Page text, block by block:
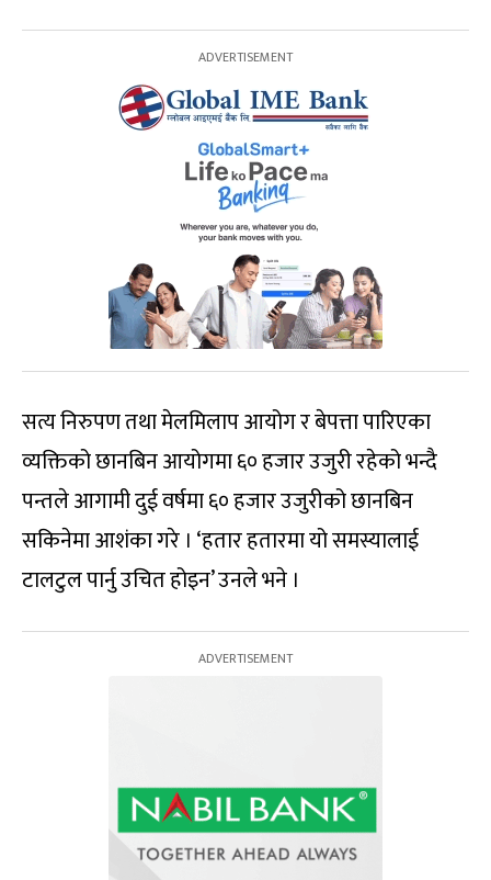
सत्य निरुपण तथा मेलमिलाप आयोग र बेपत्ता पारिएका
व्यक्तिको छानबिन आयोगमा ६० हजार उजुरी रहेको भन्दै
पन्तले आगामी दुई वर्षमा ६० हजार उजुरीको छानबिन
सकिनेमा आशंका गरे । ‘हतार हतारमा यो समस्यालाई
टालटुल पार्नु उचित होइन’ उनले भने ।